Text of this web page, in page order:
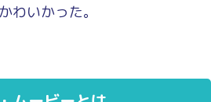
わいかった。